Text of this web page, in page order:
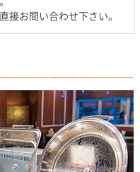
接お問い合わせ下さい。